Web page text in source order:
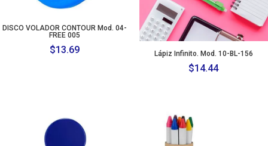
DISCO VOLADOR CONTOUR Mod. 04-
FREE 005
$13.69 Lápiz Infinito. Mod. 10-BL-156
$14.44